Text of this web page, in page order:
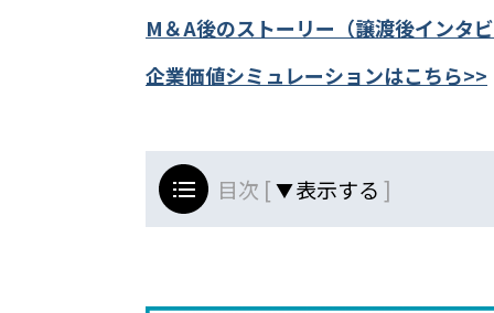
M＆A後のストーリー（譲渡後インタ
企業価値シミュレーションはこちら>>
目次 [ ]